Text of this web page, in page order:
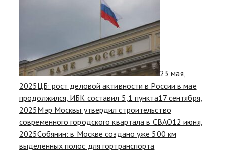
23 мая,
2025ЦБ: рост деловой активности в России в мае
продолжился, ИБК составил 5,1 пункта17 сентября,
2025Мэр Москвы утвердил строительство
современного городского квартала в СВАО12 июня,
2025Собянин: в Москве создано уже 500 км
выделенных полос для гортранспорта